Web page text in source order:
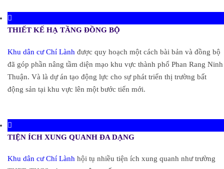
THIẾT KẾ HẠ TẦNG ĐỒNG BỘ
Khu dân cư Chí Lành được quy hoạch một cách bài bản và đồng bộ
đã góp phần nâng tầm diện mạo khu vực thành phố Phan Rang Ninh
Thuận. Và là dự án tạo động lực cho sự phát triển thị trường bất
động sản tại khu vực lên một bước tiến mới.
TIỆN ÍCH XUNG QUANH ĐA DẠNG
Khu dân cư Chí Lành hội tụ nhiều tiện ích xung quanh như trường